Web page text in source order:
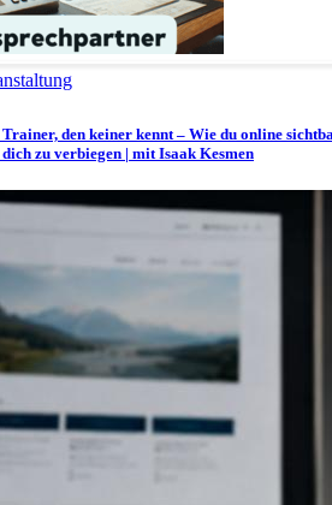
Trainer, den keiner kennt – Wie du online
zu verbiegen | mit Isaak Kesmen